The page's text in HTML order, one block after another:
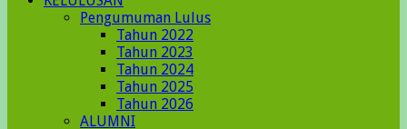
Pengumuman Lulus
Tahun 2022
Tahun 2023
Tahun 2024
Tahun 2025
Tahun 2026
ALUMNI